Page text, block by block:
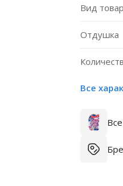
Вид
Отдушка
Все